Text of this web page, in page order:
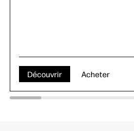
Découvrir Acheter